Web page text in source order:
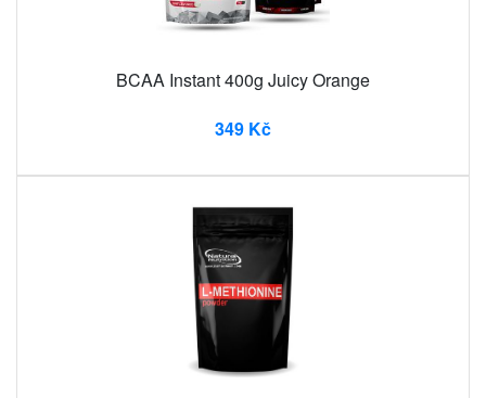
BCAA Instant 400g Juicy Orange
349 Kč